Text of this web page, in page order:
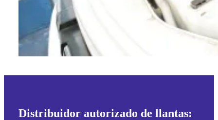
Distribuidor autorizado de llantas: